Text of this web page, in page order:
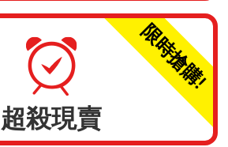
限時搶購!
超殺現賣